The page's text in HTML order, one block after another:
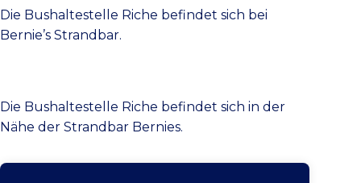
Die Bushaltestelle Riche befindet sich bei
Bernie’s Strandbar.
Die Bushaltestelle Riche befindet sich in der
Nähe der Strandbar Bernies.